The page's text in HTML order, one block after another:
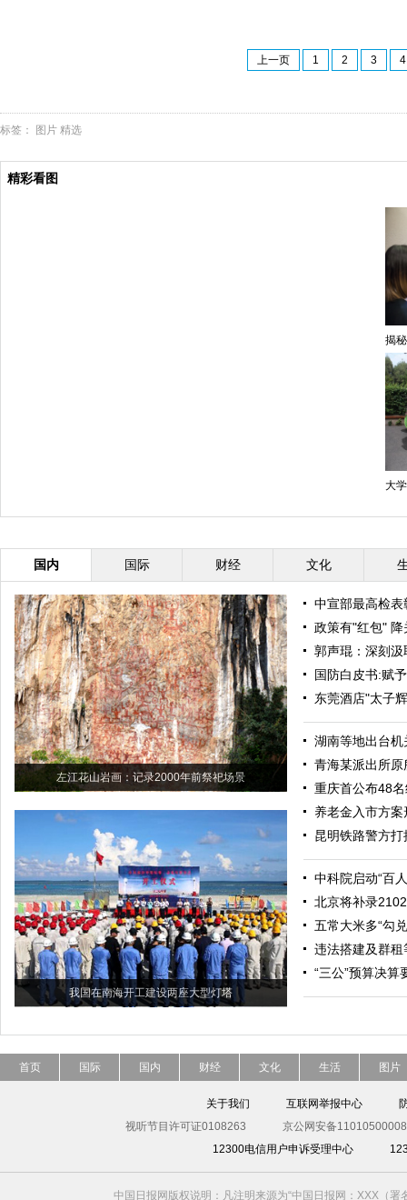
上一页 1 2 3 4
标签： 图片 精选
精彩看图
揭
大
国内 国际 财经 文化
左江花山岩画：记录2000年前祭祀场景
我国在南海开工建设两座大型灯塔
中宣部最高检
政策有"红包"
郭声琨：深刻
国防白皮书:赋
东莞酒店"太子
湖南等地出台
青海某派出所
重庆首公布48
养老金入市方
昆明铁路警方
中科院启动“百
北京将补录
五常大米多“勾
违法搭建及群
“三公”预算决算
首页 国际 国内 财经 文化 生活 图片
关于我们 互联网举报中心
视听节目许可证0108263
京公网安备
12300电信用户申诉受理中心
中国日报网版权说明：凡注明来源为“中国日报网：XXX（